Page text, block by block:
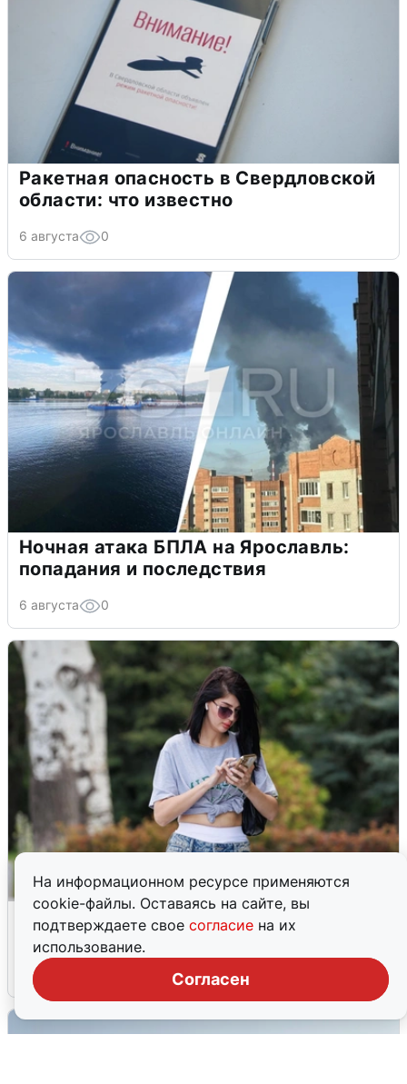
На информационном ресурсе применяются
cookie-файлы. Оставаясь на сайте, вы
подтверждаете свое согласие на их
использование.
Согласен
Ракетная опасность в Свердловской
области: что известно
6 августа 0
Ночная атака БПЛА на Ярославль:
попадания и последствия
6 августа 0
Волгоградцы остались без
мобильного интернета
6 августа